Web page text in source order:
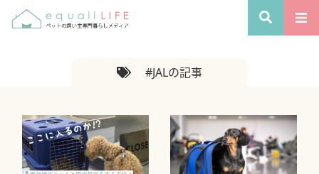
#JALの記事